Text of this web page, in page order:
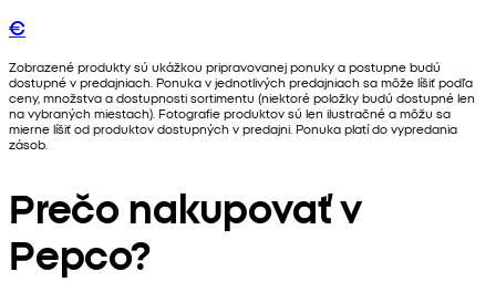
€
Zobrazené produkty sú ukážkou pripravovanej ponuky a postupne budú
dostupné v predajniach. Ponuka v jednotlivých predajniach sa môže líšiť podľa
ceny, množstva a dostupnosti sortimentu (niektoré položky budú dostupné len
na vybraných miestach). Fotografie produktov sú len ilustračné a môžu sa
mierne líšiť od produktov dostupných v predajni. Ponuka platí do vypredania
zásob.
Prečo nakupovať v
Pepco?